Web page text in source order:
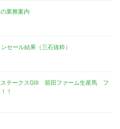
業務案内
セール結果（三石抜粋）
ステークスGⅢ 前田ファーム生産馬 フ
！